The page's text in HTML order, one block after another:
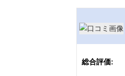
総合評価: